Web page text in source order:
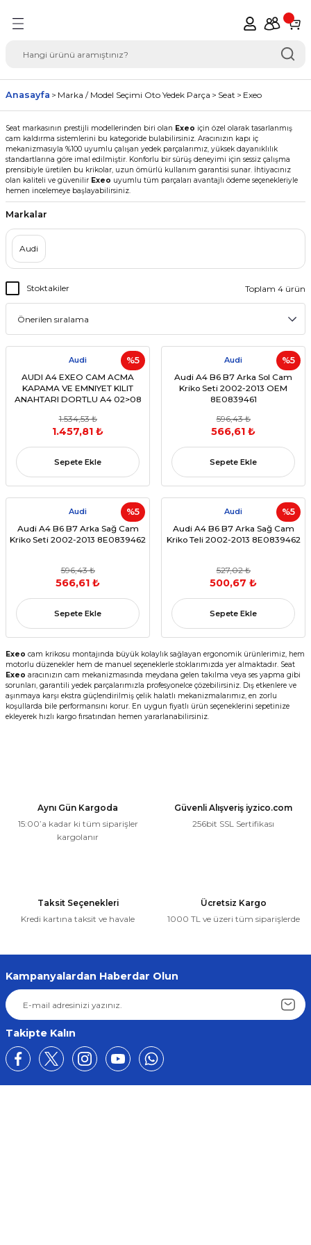
Seçimi Oto Yedek
Anasayfa Marka / Model Seçimi Oto Yedek Parça Seat Exeo
Seat markasının prestijli modellerinden biri olan Exeo için özel olarak tasarlanmış
cam kaldırma sistemlerini bu kategoride bulabilirsiniz. Aracınızın kapı iç
mekanizmasıyla %100 uyumlu çalışan yedek parçalarımız, yüksek dayanıklılık
standartlarına göre imal edilmiştir. Konforlu bir sürüş deneyimi için sessiz çalışma
prensibiyle üretilen bu krikolar, uzun ömürlü kullanım garantisi sunar. İhtiyacınız
olan kaliteli ve güvenilir Exeo uyumlu tüm parçaları avantajlı ödeme seçenekleriyle
hemen incelemeye başlayabilirsiniz.
Markalar
Audi
Stoktakiler Toplam 4 ürün
%5
Audi
AUDI A4 EXEO CAM ACMA
KAPAMA VE EMNIYET KILIT
ANAHTARI DORTLU A4 02>08
8E0959851B)
1.534,53 ₺
1.457,81 ₺
Sepete Ekle
%5
Audi
Audi A4 B6 B7 Arka Sol Cam
Kriko Seti 2002-2013 OEM
8E0839461
596,43 ₺
566,61 ₺
Sepete Ekle
%5
Audi
Audi A4 B6 B7 Arka Sağ Cam
Kriko Seti 2002-2013 8E0839462
596,43 ₺
566,61 ₺
Sepete Ekle
%5
Audi
Audi A4 B6 B7 Arka Sağ Cam
Kriko Teli 2002-2013 8E0839462
527,02 ₺
500,67 ₺
Sepete Ekle
Exeo cam krikosu montajında büyük kolaylık sağlayan ergonomik ürünlerimiz, hem
motorlu düzenekler hem de manuel seçeneklerle stoklarımızda yer almaktadır. Seat
Exeo aracınızın cam mekanizmasında meydana gelen takılma veya ses yapma gibi
sorunları, garantili yedek parçalarımızla profesyonelce çözebilirsiniz. Dış etkenlere ve
aşınmaya karşı ekstra güçlendirilmiş çelik halatlı mekanizmalarımız, en zorlu
koşullarda bile performansını korur. En uygun fiyatlı ürün seçeneklerini sepetinize
ekleyerek hızlı kargo fırsatından hemen yararlanabilirsiniz.
Aynı Gün Kargoda
15:00’a kadar ki tüm siparişler
kargolanır
Güvenli Alışveriş iyzico.com
256bit SSL Sertifikası
Taksit Seçenekleri
Kredi kartına taksit ve havale
Ücretsiz Kargo
1000 TL ve üzeri tüm siparişlerde
Kampanyalardan Haberdar Olun
Takipte Kalın